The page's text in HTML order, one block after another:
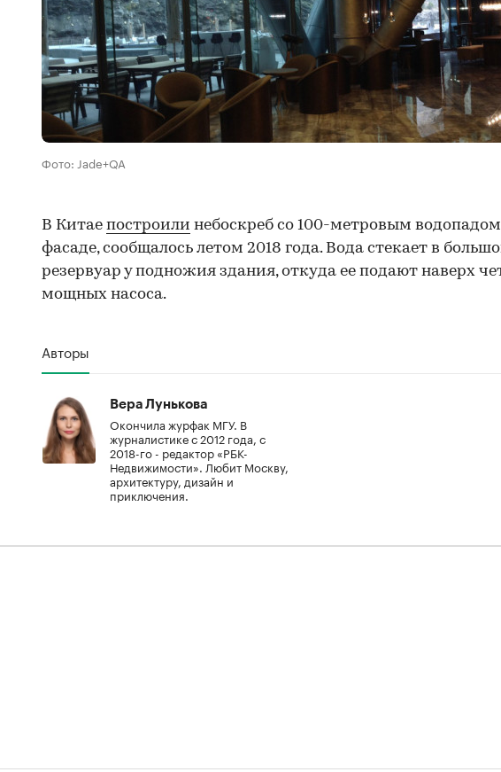
Фото: Jade+QA
В Китае построили небоскреб со 100-метровым
фасаде, сообщалось летом 2018 года. Вода стекает в
резервуар у подножия здания, откуда ее подают наверх
мощных насоса.
Авторы
Вера Лунькова
Окончила журфак МГУ. В
журналистике с 2012 года, с
2018-го - редактор «РБК-
Недвижимости». Любит Москву,
архитектуру, дизайн и
приключения.